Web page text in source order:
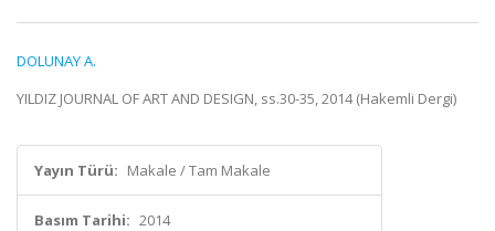
DOLUNAY A.
YILDIZ JOURNAL OF ART AND DESIGN, ss.30-35, 2014 (Hakemli Dergi)
Yayın Türü: Makale / Tam Makale
Basım Tarihi: 2014